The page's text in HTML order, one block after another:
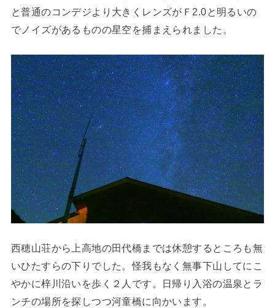
と普通のコンデジより大きくレンズがＦ2.0と明るいの
でノイズがあるものの星空を捕まえられました。
西穂山荘から上高地の田代橋までは休憩するところも無
いひたすらの下りでした。怪我もなく無事下山してにこ
やかに梓川沿いを歩く２人です。日帰り入浴の温泉とラ
ンチの場所を探しつつ河童橋に向かいます。